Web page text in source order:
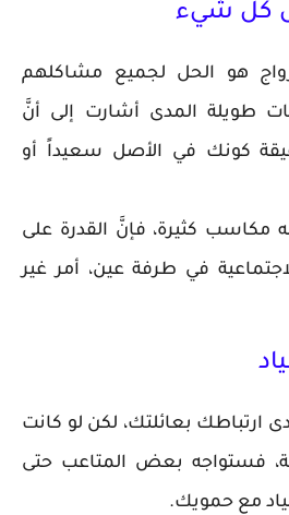
هو الحل لجميع مشاكلهم
طويلة المدى أشارت إلى أنَّ
كونك في الأصل سعيداً أو
مكاسب كثيرة، فإنَّ القدرة على
في طرفة عين، أمر غير
ارتباطك بعائلتك، لكن لو كانت
فستواجه بعض المتاعب حتى
مع حمويك.